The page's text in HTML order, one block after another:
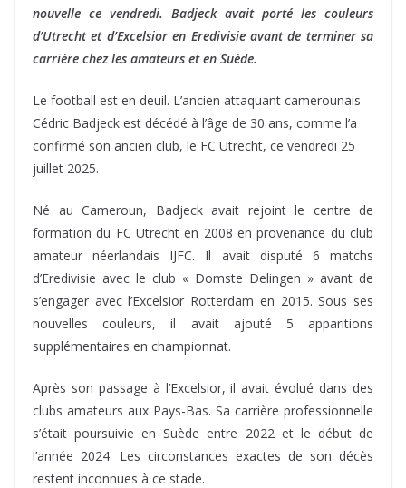
nouvelle ce vendredi. Badjeck avait porté les couleurs
d’Utrecht et d’Excelsior en Eredivisie avant de terminer sa
carrière chez les amateurs et en Suède.
Le football est en deuil. L’ancien attaquant camerounais
Cédric Badjeck est décédé à l’âge de 30 ans, comme l’a
confirmé son ancien club, le FC Utrecht, ce vendredi 25
juillet 2025.
Né au Cameroun, Badjeck avait rejoint le centre de
formation du FC Utrecht en 2008 en provenance du club
amateur néerlandais IJFC. Il avait disputé 6 matchs
d’Eredivisie avec le club « Domste Delingen » avant de
s’engager avec l’Excelsior Rotterdam en 2015. Sous ses
nouvelles couleurs, il avait ajouté 5 apparitions
supplémentaires en championnat.
Après son passage à l’Excelsior, il avait évolué dans des
clubs amateurs aux Pays-Bas. Sa carrière professionnelle
s’était poursuivie en Suède entre 2022 et le début de
l’année 2024. Les circonstances exactes de son décès
restent inconnues à ce stade.